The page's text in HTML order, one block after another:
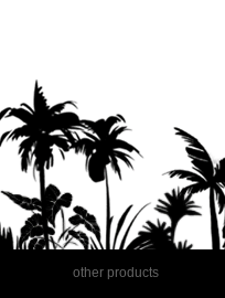
other products